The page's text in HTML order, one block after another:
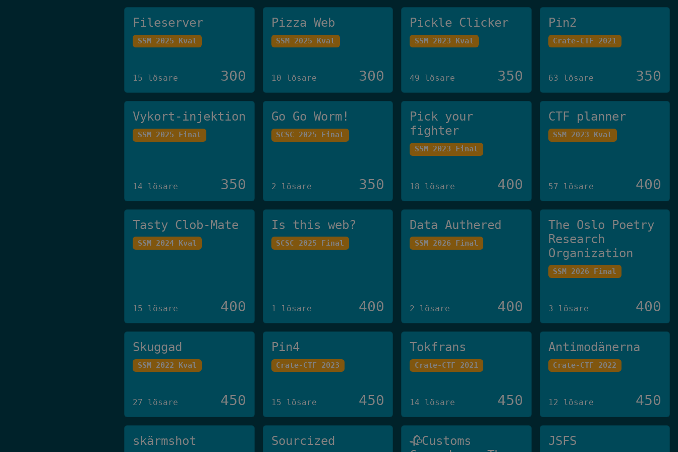
Fileserver
SSM 2025 Kval
15 lösare 300
Pizza Web
SSM 2025 Kval
10 lösare 300
Pickle Clicker
SSM 2023 Kval
49 lösare 350
Pin2
Crate-CTF 2021
63 lösare 350
Vykort-injektion
SSM 2025 Final
14 lösare 350
Go Go Worm!
SCSC 2025 Final
2 lösare 350
Pick your
fighter
SSM 2023 Final
18 lösare 400
CTF planner
SSM 2023 Kval
57 lösare 400
Tasty Clob-Mate
SSM 2024 Kval
15 lösare 400
Is this web?
SCSC 2025 Final
1 lösare 400
Data Authered
SSM 2026 Final
2 lösare 400
The Oslo Poetry
Research
Organization
SSM 2026 Final
3 lösare 400
Skuggad
SSM 2022 Kval
27 lösare 450
Pin4
Crate-CTF 2023
15 lösare 450
Tokfrans
Crate-CTF 2021
14 lösare 450
Antimodänerna
Crate-CTF 2022
12 lösare 450
skärmshot Sourcized
🥀Customs
JSFS